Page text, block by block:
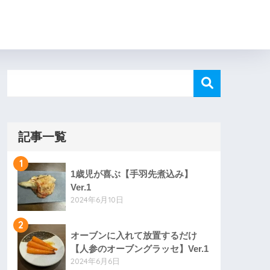
記事一覧
1
1歳児が喜ぶ【手羽先煮込み】
Ver.1
2024年6月10日
2
オーブンに入れて放置するだけ
【人参のオーブングラッセ】Ver.1
2024年6月6日